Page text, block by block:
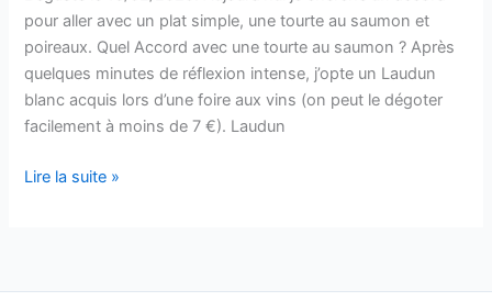
pour aller avec un plat simple, une tourte au saumon et
poireaux. Quel Accord avec une tourte au saumon ? Après
quelques minutes de réflexion intense, j’opte un Laudun
blanc acquis lors d’une foire aux vins (on peut le dégoter
facilement à moins de 7 €). Laudun
Côtes-
Lire la suite »